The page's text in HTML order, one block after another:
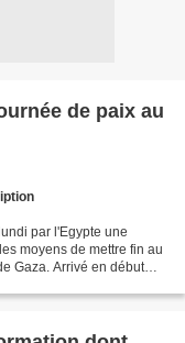
de paix au
par l'Egypte une
moyens de mettre fin au
Gaza. Arrivé en début